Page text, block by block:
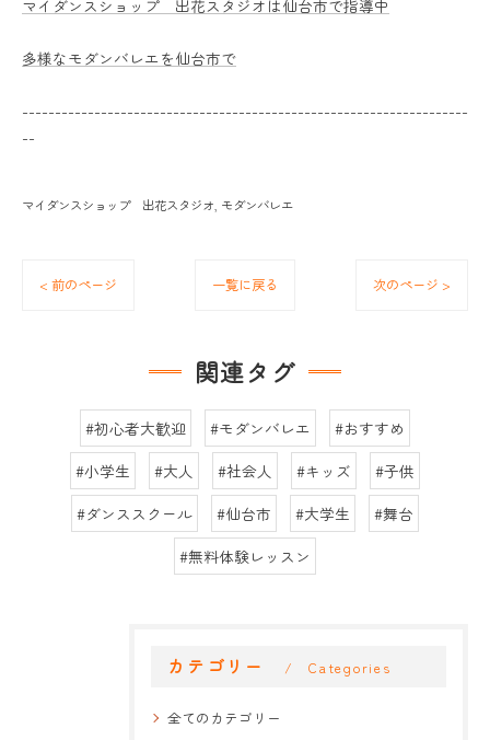
マイダンスショップ 出花スタジオは仙台市で指導中
多様なモダンバレエを仙台市で
--------------------------------------------------------------------
--
マイダンスショップ 出花スタジオ モダンバレエ
< 前のページ 一覧に戻る 次のページ >
関連タグ
#初心者大歓迎 #モダンバレエ
#おすすめ
#小学生
#大人 #社会人 #キッズ
#子供
#ダンススクール
#仙台市 #大学生
#舞台
#無料体験レッスン
カテゴリー Categories
全てのカテゴリー